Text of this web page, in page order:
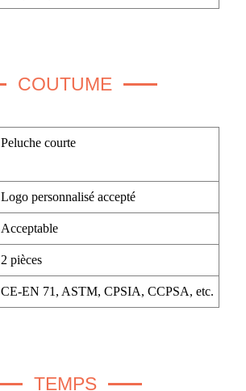
COUTUME
Peluche courte
Logo personnalisé accepté
Acceptable
2 pièces
CE-EN 71, ASTM, CPSIA, CCPSA, etc.
TEMPS